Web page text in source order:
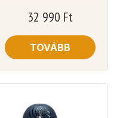
32 990 Ft
TOVÁBB